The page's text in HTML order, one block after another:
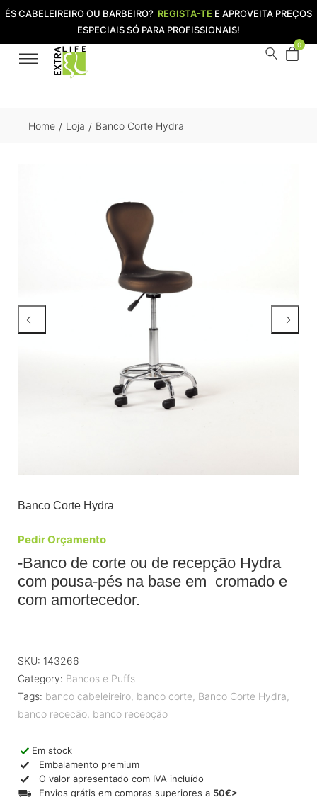
ÉS CABELEIREIRO OU BARBEIRO? REGISTA-TE E APROVEITA PREÇOS
ESPECIAIS SÓ PARA PROFISSIONAIS!
0
Home / Loja / Banco Corte Hydra
Banco Corte Hydra
Pedir Orçamento
-Banco de corte ou de recepção Hydra
com pousa-pés na base em cromado e
com amortecedor.
SKU: 143266
Category: Bancos e Puffs
Tags: banco cabeleireiro, banco corte, Banco Corte Hydra,
banco rececão, banco recepção
Em stock
Embalamento premium
O valor apresentado com IVA incluído
Envios grátis em compras superiores a 50€>